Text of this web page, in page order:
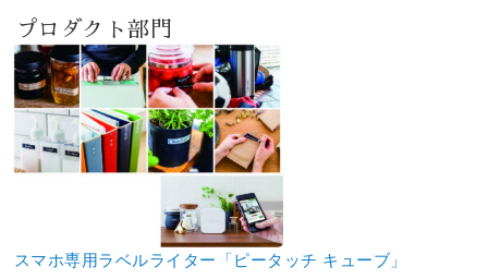
プロダクト部門
スマホ専用ラベルライター「ピータッチ キューブ」